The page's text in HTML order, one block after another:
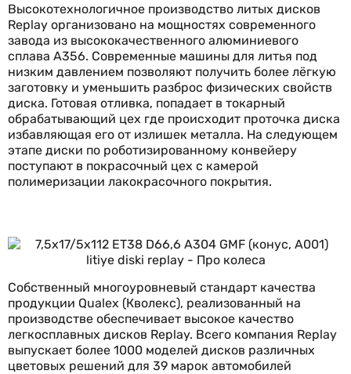
Высокотехнологичное производство литых дисков
Replay организовано на мощностях современного
завода из высококачественного алюминиевого
сплава А356. Современные машины для литья под
низким давлением позволяют получить более лёгкую
заготовку и уменьшить разброс физических свойств
диска. Готовая отливка, попадает в токарный
обрабатывающий цех где происходит проточка диска
избавляющая его от излишек металла. На следующем
этапе диски по роботизированному конвейеру
поступают в покрасочный цех с камерой
полимеризации лакокрасочного покрытия.
Собственный многоуровневый стандарт качества
продукции Qualex (Кволекс), реализованный на
производстве обеспечивает высокое качество
легкосплавных дисков Replay. Всего компания Replay
выпускает более 1000 моделей дисков различных
цветовых решений для 39 марок автомобилей